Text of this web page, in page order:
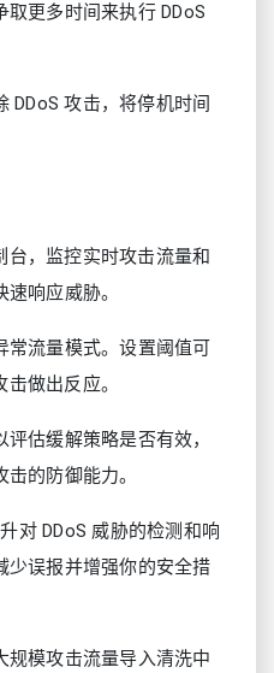
更多时间来执行 DDoS
DDoS 攻击，将停机时间
台，监控实时攻击流量和
响应威胁。
常流量模式。设置阈值可
做出反应。
估缓解策略是否有效，
的防御能力。
对 DDoS 威胁的检测和响
少误报并增强你的安全措
规模攻击流量导入清洗中